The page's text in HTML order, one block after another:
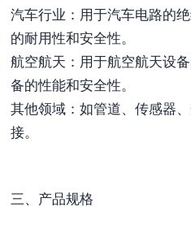
汽车行业：用于汽车电路的
的耐用性和安全性。
航空航天：用于航空航天设
备的性能和安全性。
其他领域：如管道、传感器
接。
三、产品规格